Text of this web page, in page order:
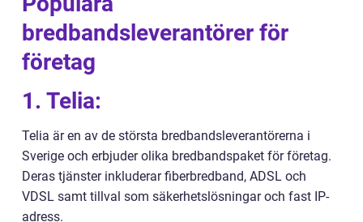
bredbandsleverantörer för
företag
1. Telia:
Telia är en av de största bredbandsleverantörerna i
Sverige och erbjuder olika bredbandspaket för företag.
Deras tjänster inkluderar fiberbredband, ADSL och
VDSL samt tillval som säkerhetslösningar och fast IP-
adress.